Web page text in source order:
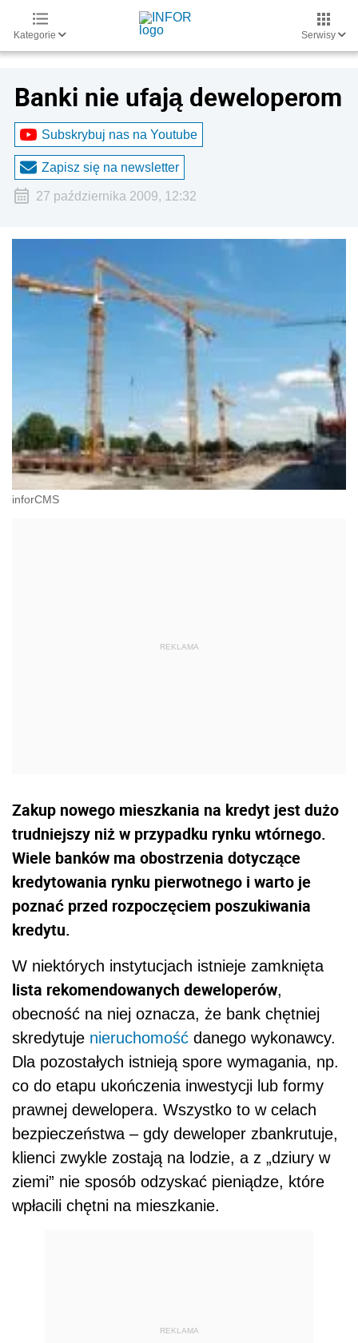
Kategorie Serwisy
Banki nie ufają deweloperom
Subskrybuj nas na Youtube
Zapisz się na newsletter
27 października 2009, 12:32
inforCMS
Zakup nowego mieszkania na kredyt jest dużo
trudniejszy niż w przypadku rynku wtórnego.
Wiele banków ma obostrzenia dotyczące
kredytowania rynku pierwotnego i warto je
poznać przed rozpoczęciem poszukiwania
kredytu.
W niektórych instytucjach istnieje zamknięta
lista rekomendowanych deweloperów,
obecność na niej oznacza, że bank chętniej
skredytuje nieruchomość danego wykonawcy.
Dla pozostałych istnieją spore wymagania, np.
co do etapu ukończenia inwestycji lub formy
prawnej dewelopera. Wszystko to w celach
bezpieczeństwa – gdy deweloper zbankrutuje,
klienci zwykle zostają na lodzie, a z „dziury w
ziemi” nie sposób odzyskać pieniądze, które
wpłacili chętni na mieszkanie.
REKLAMA